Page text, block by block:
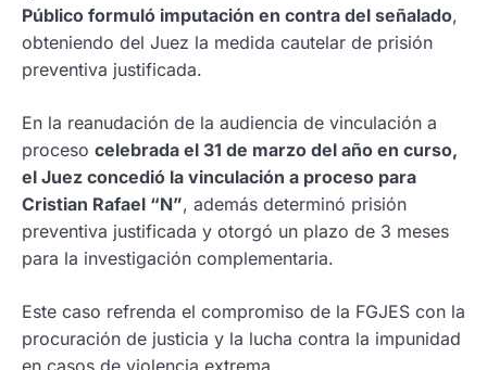
Público formuló imputación en contra del señalado,
obteniendo del Juez la medida cautelar de prisión
preventiva justificada.
En la reanudación de la audiencia de vinculación a
proceso celebrada el 31 de marzo del año en curso,
el Juez concedió la vinculación a proceso para
Cristian Rafael “N”, además determinó prisión
preventiva justificada y otorgó un plazo de 3 meses
para la investigación complementaria.
Este caso refrenda el compromiso de la FGJES con la
procuración de justicia y la lucha contra la impunidad
en casos de violencia extrema.